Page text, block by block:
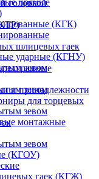
головкой
шлицевых гаек
и принадлежности
для торцевых
прямые
(КГК)
ударные (КГНУ)
зевом
зевом
зевом
монтажные
зевом
(КГОУ)
гаек (КГЖ)